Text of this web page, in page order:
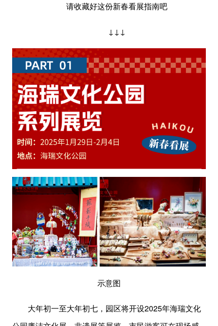
请收藏好这份新春看展指南吧
↓↓↓
示意图
大年初一至大年初七，园区将开设2025年海瑞文化